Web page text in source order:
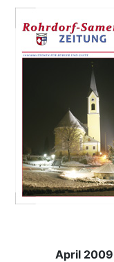
April 2009